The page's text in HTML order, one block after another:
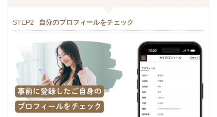
STEP2 自分のプロフィールをチェック